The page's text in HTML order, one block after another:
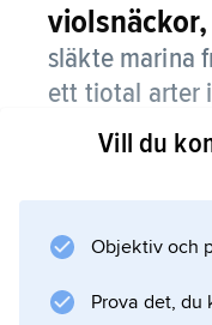
violsnäckor,
släkte marina
ett tiotal arter
subtropiska
är
utgörs av den
Vill du
Objektiv och
Prova det, du